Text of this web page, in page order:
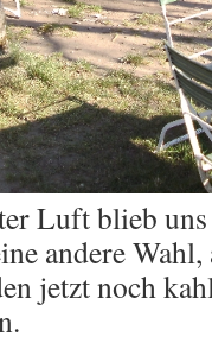
Luft blieb uns
andere
jetzt noch